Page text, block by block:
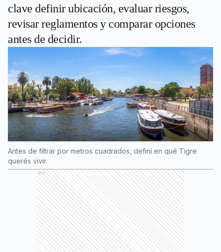
clave definir ubicación, evaluar riesgos,
revisar reglamentos y comparar opciones
antes de decidir.
Antes de filtrar por metros cuadrados, definí en qué Tigre
querés vivir.
Ads